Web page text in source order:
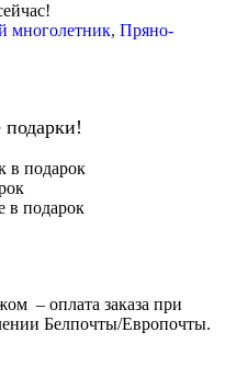
многолетник, Пряно-
в подарок
в подарок
– оплата заказа при
Белпочты/Европочты.